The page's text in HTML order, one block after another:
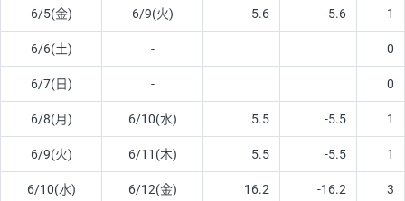
6/5(金) 6/9(火) 5.6 -5.6 1
6/6(土) - 0
6/7(日) - 0
6/8(月) 6/10(水) 5.5 -5.5 1
6/9(火) 6/11(木) 5.5 -5.5 1
6/10(水) 6/12(金) 16.2 -16.2 3